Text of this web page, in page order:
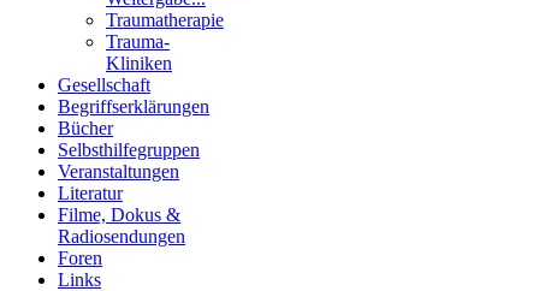
Traumatherapie
Trauma-
Kliniken
Gesellschaft
Begriffserklärungen
Bücher
Selbsthilfegruppen
Veranstaltungen
Literatur
Filme, Dokus &
Radiosendungen
Foren
Links